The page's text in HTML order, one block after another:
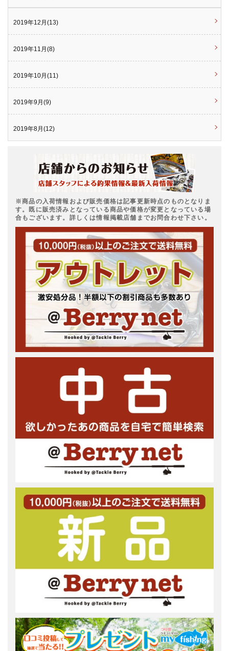
2019年12月(13)
2019年11月(8)
2019年10月(11)
2019年9月(9)
2019年8月(12)
※商品の入荷情報および販売価格は記事更新時点のものとなりま
す。既に販売済みとなっている商品や価格が変更となっている場
合もございます。詳しくは情報掲載店舗までお問合わせ下さい。